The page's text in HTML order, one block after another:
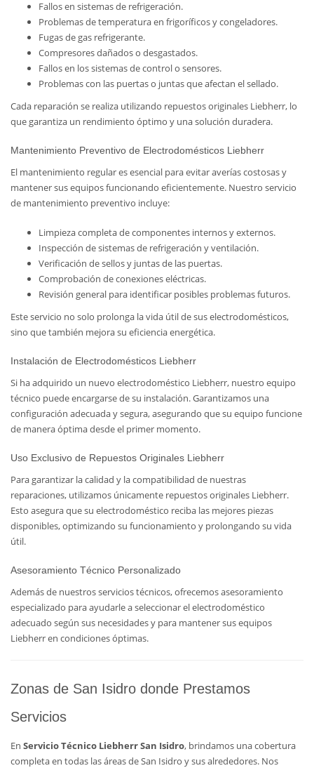
Fallos en sistemas de refrigeración.
Problemas de temperatura en frigoríficos y congeladores.
Fugas de gas refrigerante.
Compresores dañados o desgastados.
Fallos en los sistemas de control o sensores.
Problemas con las puertas o juntas que afectan el sellado.
Cada reparación se realiza utilizando repuestos originales Liebherr, lo
que garantiza un rendimiento óptimo y una solución duradera.
Mantenimiento Preventivo de Electrodomésticos Liebherr
El mantenimiento regular es esencial para evitar averías costosas y
mantener sus equipos funcionando eficientemente. Nuestro servicio
de mantenimiento preventivo incluye:
Limpieza completa de componentes internos y externos.
Inspección de sistemas de refrigeración y ventilación.
Verificación de sellos y juntas de las puertas.
Comprobación de conexiones eléctricas.
Revisión general para identificar posibles problemas futuros.
Este servicio no solo prolonga la vida útil de sus electrodomésticos,
sino que también mejora su eficiencia energética.
Instalación de Electrodomésticos Liebherr
Si ha adquirido un nuevo electrodoméstico Liebherr, nuestro equipo
técnico puede encargarse de su instalación. Garantizamos una
configuración adecuada y segura, asegurando que su equipo funcione
de manera óptima desde el primer momento.
Uso Exclusivo de Repuestos Originales Liebherr
Para garantizar la calidad y la compatibilidad de nuestras
reparaciones, utilizamos únicamente repuestos originales Liebherr.
Esto asegura que su electrodoméstico reciba las mejores piezas
disponibles, optimizando su funcionamiento y prolongando su vida
útil.
Asesoramiento Técnico Personalizado
Además de nuestros servicios técnicos, ofrecemos asesoramiento
especializado para ayudarle a seleccionar el electrodoméstico
adecuado según sus necesidades y para mantener sus equipos
Liebherr en condiciones óptimas.
Zonas de San Isidro donde Prestamos
Servicios
En Servicio Técnico Liebherr San Isidro, brindamos una cobertura
completa en todas las áreas de San Isidro y sus alrededores. Nos